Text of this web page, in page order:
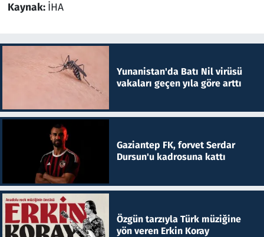
Kaynak: İHA
Yunanistan'da Batı Nil virüsü
vakaları geçen yıla göre arttı
Gaziantep FK, forvet Serdar
Dursun'u kadrosuna kattı
Özgün tarzıyla Türk müziğine
yön veren Erkin Koray